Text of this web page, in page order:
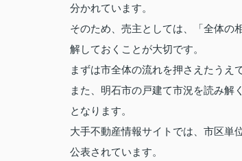
分かれています。
そのため、売主としては、「全体の
解しておくことが大切です。
まずは市全体の流れを押さえたうえ
また、明石市の戸建て市況を読み解
となります。
大手不動産情報サイトでは、市区単
公表されています。